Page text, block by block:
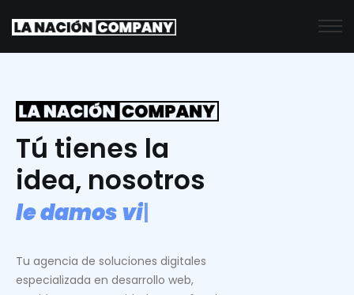
Tú tienes la
idea, nosotros
ledamosvid
Tu agencia de soluciones digitales
especializada en desarrollo web,